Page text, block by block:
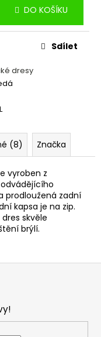
DO KOŠÍKU
dresy
Sdílet
(8) Značka
vyroben z
prodloužená zadní
kapsa je na zip.
skvěle
brýlí.